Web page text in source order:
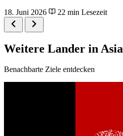
18. Juni 2026
22 min Lesezeit
Weitere Lander in Asia
Benachbarte Ziele entdecken